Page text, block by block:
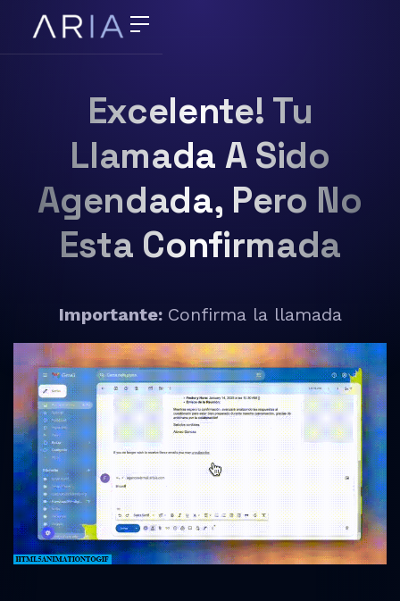
Excelente! Tu
Llamada A Sido
Agendada, Pero No
Esta Confirmada
Importante: Confirma la llamada